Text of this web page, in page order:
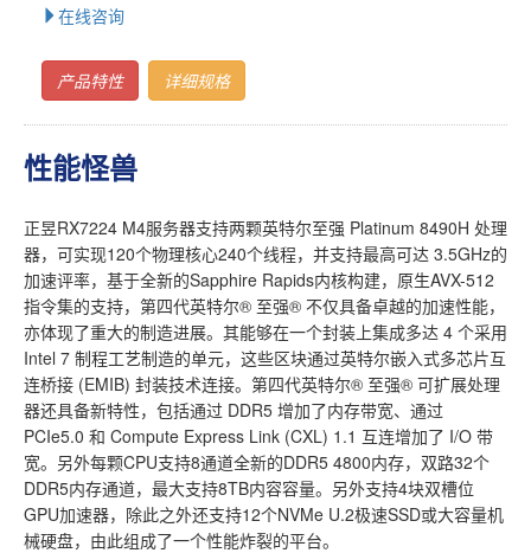
在线咨询
产品特性 详细规格
性能怪兽
正昱RX7224 M4服务器支持两颗英特尔至强 Platinum 8490H 处理
器，可实现120个物理核心240个线程，并支持最高可达 3.5GHz的
加速评率，基于全新的Sapphire Rapids内核构建，原生AVX-512
指令集的支持，第四代英特尔® 至强® 不仅具备卓越的加速性能，
亦体现了重大的制造进展。其能够在一个封装上集成多达 4 个采用
Intel 7 制程工艺制造的单元，这些区块通过英特尔嵌入式多芯片互
连桥接 (EMIB) 封装技术连接。第四代英特尔® 至强® 可扩展处理
器还具备新特性，包括通过 DDR5 增加了内存带宽、通过
PCIe5.0 和 Compute Express Link (CXL) 1.1 互连增加了 I/O 带
宽。另外每颗CPU支持8通道全新的DDR5 4800内存，双路32个
DDR5内存通道，最大支持8TB内容容量。另外支持4块双槽位
GPU加速器，除此之外还支持12个NVMe U.2极速SSD或大容量机
械硬盘，由此组成了一个性能炸裂的平台。